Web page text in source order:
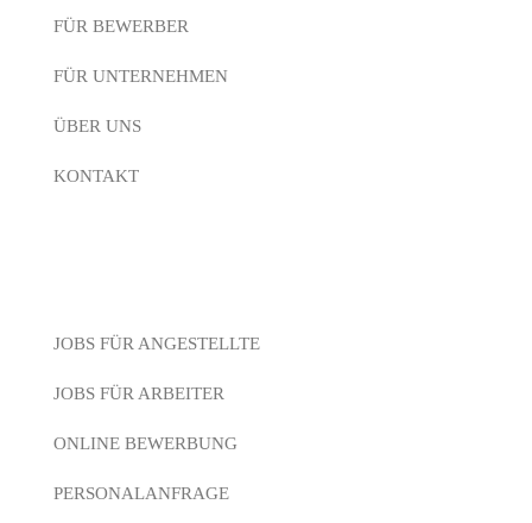
FÜR BEWERBER
FÜR UNTERNEHMEN
ÜBER UNS
KONTAKT
JOBS FÜR ANGESTELLTE
JOBS FÜR ARBEITER
ONLINE BEWERBUNG
PERSONALANFRAGE